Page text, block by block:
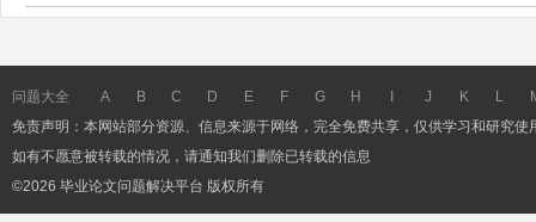
问题大全 A B C D E F G H J K L
免责声明：本网站部分资源、信息来源于网络，完全免费共享，仅供学习和研究使
如有不愿意被转载的情况，请通知我们删除已转载的信息
©2026 毕业论文问题解决平台 版权所有